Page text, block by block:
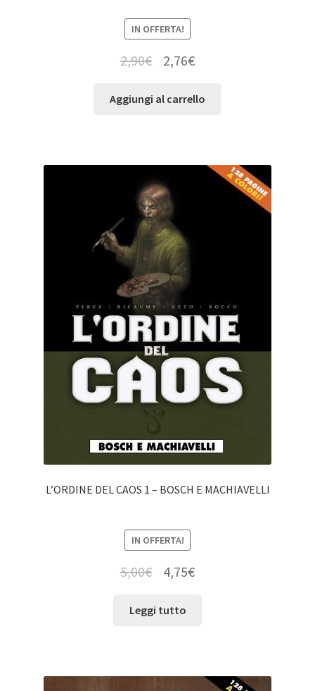
IN OFFERTA!
2,90€ 2,76€
Aggiungi al carrello
L’ORDINE DEL CAOS 1 – BOSCH E MACHIAVELLI
IN OFFERTA!
5,00€ 4,75€
Leggi tutto